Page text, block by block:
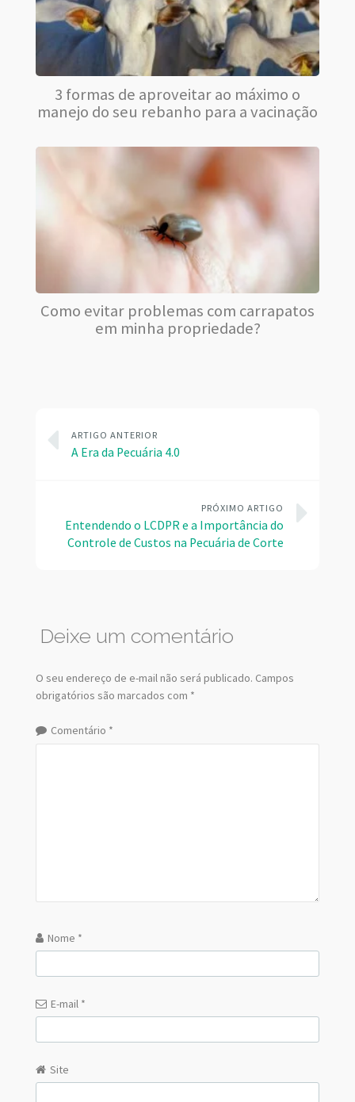
3 formas de aproveitar ao máximo o
manejo do seu rebanho para a vacinação
Como evitar problemas com carrapatos
em minha propriedade?
ARTIGO ANTERIOR
A Era da Pecuária 4.0
PRÓXIMO ARTIGO
Entendendo o LCDPR e a Importância do
Controle de Custos na Pecuária de Corte
Deixe um comentário
O seu endereço de e-mail não será publicado. Campos
obrigatórios são marcados com *
Comentário *
Nome *
E-mail *
Site